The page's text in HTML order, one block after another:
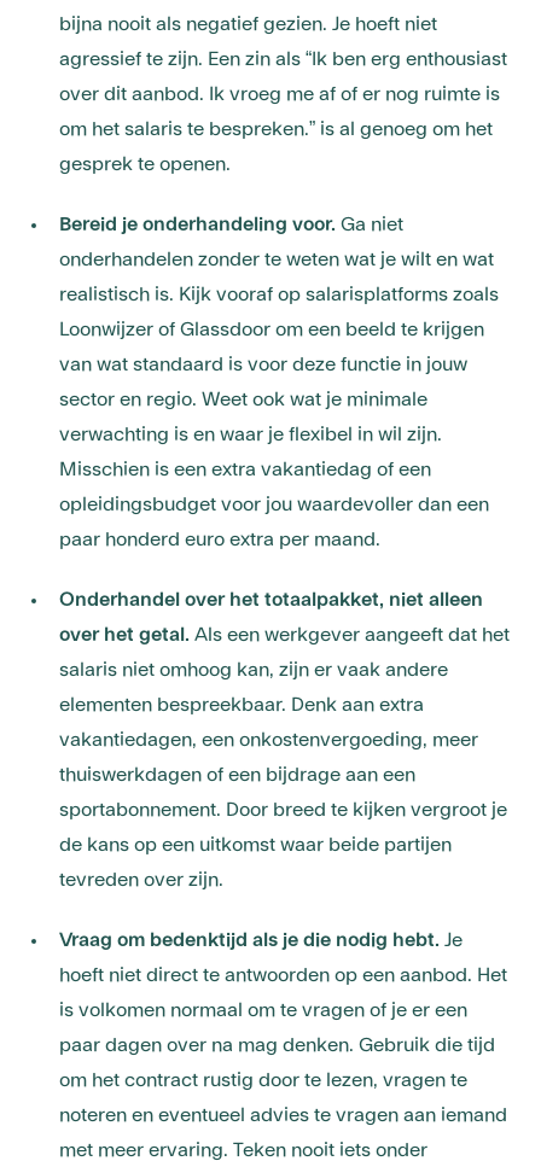
bijna nooit als negatief gezien. Je hoeft niet
agressief te zijn. Een zin als “Ik ben erg enthousiast
over dit aanbod. Ik vroeg me af of er nog ruimte is
om het salaris te bespreken.” is al genoeg om het
gesprek te openen.
Bereid je onderhandeling voor. Ga niet
onderhandelen zonder te weten wat je wilt en wat
realistisch is. Kijk vooraf op salarisplatforms zoals
Loonwijzer of Glassdoor om een beeld te krijgen
van wat standaard is voor deze functie in jouw
sector en regio. Weet ook wat je minimale
verwachting is en waar je flexibel in wil zijn.
Misschien is een extra vakantiedag of een
opleidingsbudget voor jou waardevoller dan een
paar honderd euro extra per maand.
Onderhandel over het totaalpakket, niet alleen
over het getal. Als een werkgever aangeeft dat het
salaris niet omhoog kan, zijn er vaak andere
elementen bespreekbaar. Denk aan extra
vakantiedagen, een onkostenvergoeding, meer
thuiswerkdagen of een bijdrage aan een
sportabonnement. Door breed te kijken vergroot je
de kans op een uitkomst waar beide partijen
tevreden over zijn.
Vraag om bedenktijd als je die nodig hebt. Je
hoeft niet direct te antwoorden op een aanbod. Het
is volkomen normaal om te vragen of je er een
paar dagen over na mag denken. Gebruik die tijd
om het contract rustig door te lezen, vragen te
noteren en eventueel advies te vragen aan iemand
met meer ervaring. Teken nooit iets onder